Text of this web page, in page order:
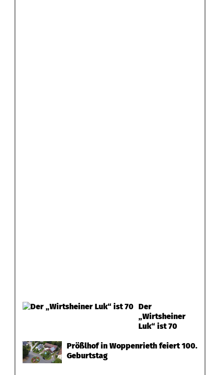
Der
„Wirtsheiner
Luk“ ist 70
Prößlhof in Woppenrieth feiert 100.
Geburtstag